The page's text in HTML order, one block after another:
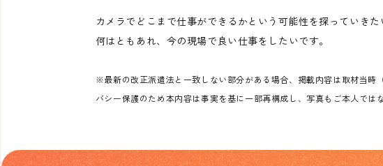
カメラでどこまで仕事ができるかという可能性を探っていきた
何はともあれ、今の現場で良い仕事をしたいです。
※最新の改正派遣法と一致しない部分がある場合、掲載内容は取材当時
バシー保護のため本内容は事実を基に一部再構成し、写真もご本人では